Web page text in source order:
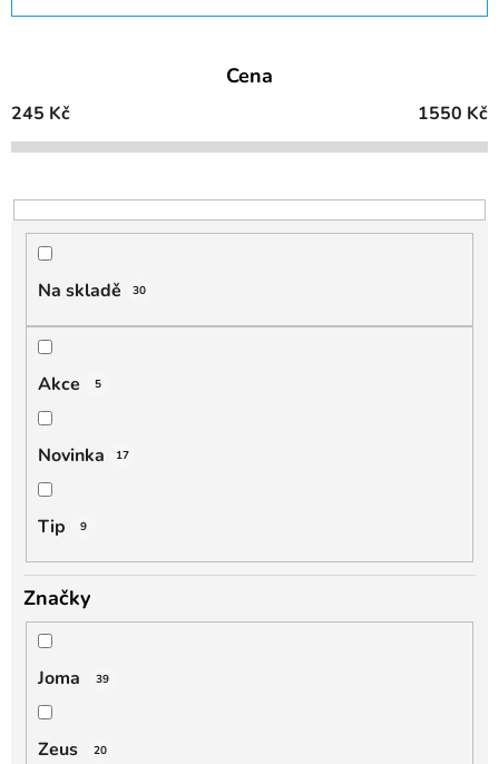
z
í
p
o
d
Cena
245 Kč 1550 Kč
Na skladě 30
Akce 5
Novinka 17
Tip 9
Značky
Joma 39
Zeus 20